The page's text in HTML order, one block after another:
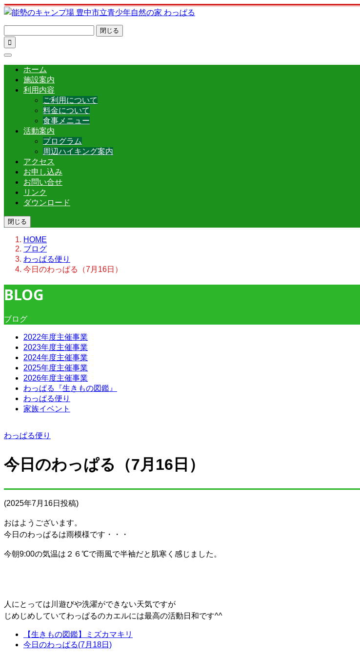
閉じる

ホーム
施設案内
利用内容
ご利用について
料金について
食事メニュー
活動案内
プログラム
周辺ハイキング案内
アクセス
お申し込み
お問い合せ
リンク
ダウンロード
閉じる
HOME
ブログ
わっぱる便り
今日のわっぱる（7月16日）
BLOG
ブログ
2022年度主催事業
2023年度主催事業
2024年度主催事業
2025年度主催事業
2026年度主催事業
わっぱる『生きもの図鑑』
わっぱる便り
家族イベント
わっぱる便り
今日のわっぱる（7月16日）
(2025年7月16日投稿)
おはようございます。
今日のわっぱるは雨模様です・・・
今朝9:00の気温は２６℃で雨風で半袖だと肌寒く感じました。
人にとっては川遊びや洗濯ができない天気ですが
じめじめしていてわっぱるのカエルには最高の活動日和です^^
【生きもの図鑑】ミズカマキリ
今日のわっぱる(7月18日)